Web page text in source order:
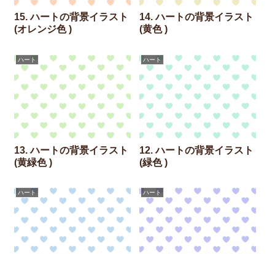
15. ハートの背景イラスト
(オレンジ色 )
14. ハートの背景イラスト
(黄色 )
ハート
13. ハートの背景イラスト
(黄緑色 )
ハート
12. ハートの背景イラスト
(緑色 )
ハート ハート